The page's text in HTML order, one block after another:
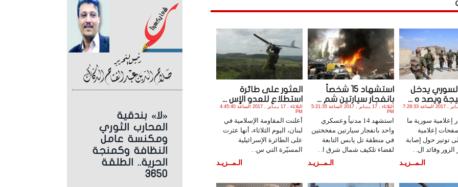
«لا» بندقية
المحارب الثوري
ومكنسة عامل
النظافة وكمنجة
الحرية.. الطلقة
3650
يدخل
ويصد ه ...
الثلاثاء , 17 يـنـاير , 2017 الساعة 7:29:33
إعلامية سورية ما
إعلامية
توتير حول إصابة
وقائد ال. .
الـمــزيـد
استشهاد 15 شخصاً
بانفجار سيارتين شم ...
الثلاثاء , 17 يـنـاير , 2017 الساعة 5:21:35
PM
استشهد 14 مدنياً وعسكري
واحد بانفجار سيارتين مفخختين
في منطقة تل يابس التابعة
لقضاء تلكيف شمال شرق ا. .
الـمــزيـد
العثور على طائرة
استطلاع للعدو الإس ...
الثلاثاء , 17 يـنـاير , 2017 الساعة 4:45:40
PM
أعلنت المقاومة الإسلامية في
لبنان، اليوم الثلاثاء، أنها عثرت
على الطائرة الإسرائيلية
المسيّرة التي س. .
الـمــزيـد